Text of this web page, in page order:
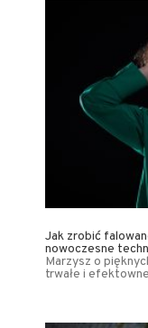
Jak zrobić
nowoczesne
Marzysz o
trwałe i